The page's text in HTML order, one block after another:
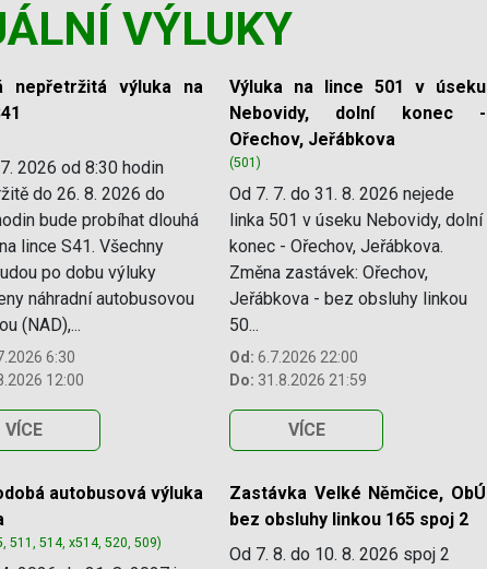
VÝLUKY
of 11
nepřetržitá výluka na
2026 od 8:30 hodin
do 26. 8. 2026 do
bude probíhat dlouhá
lince S41. Všechny
po dobu výluky
náhradní autobusovou
(NAD),...
6:30
12:00
VÍCE
Výluka na lince 501 v úseku
Nebovidy, dolní konec -
Ořechov, Jeřábkova
(501)
Od 7. 7. do 31. 8. 2026 nejede
linka 501 v úseku Nebovidy, dolní
konec - Ořechov, Jeřábkova.
Změna zastávek: Ořechov,
Jeřábkova - bez obsluhy linkou
50...
Od: 6.7.2026 22:00
Do: 31.8.2026 21:59
VÍCE
autobusová výluka
511, 514, x514, 520, 509)
Zastávka Velké Němčice, ObÚ
bez obsluhy linkou 165 spoj 2
Od 7. 8. do 10. 8. 2026 spoj 2